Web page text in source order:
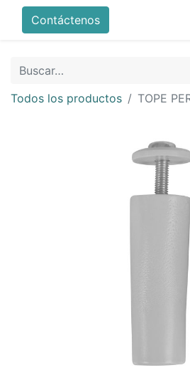
Contáctenos
Todos los productos TOPE